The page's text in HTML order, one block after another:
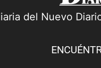
del Nuevo